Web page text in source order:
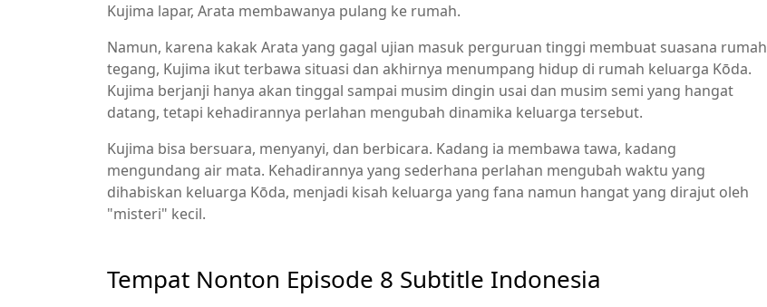
Kujima lapar, Arata membawanya pulang ke rumah.
Namun, karena kakak Arata yang gagal ujian masuk perguruan tinggi membuat suasana rumah
tegang, Kujima ikut terbawa situasi dan akhirnya menumpang hidup di rumah keluarga Kōda.
Kujima berjanji hanya akan tinggal sampai musim dingin usai dan musim semi yang hangat
datang, tetapi kehadirannya perlahan mengubah dinamika keluarga tersebut.
Kujima bisa bersuara, menyanyi, dan berbicara. Kadang ia membawa tawa, kadang
mengundang air mata. Kehadirannya yang sederhana perlahan mengubah waktu yang
dihabiskan keluarga Kōda, menjadi kisah keluarga yang fana namun hangat yang dirajut oleh
"misteri" kecil.
Tempat Nonton Episode 8 Subtitle Indonesia